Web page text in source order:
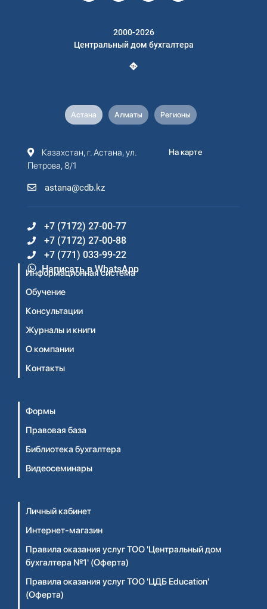
2000-2026
Центральный дом бухгалтера
Астана Алматы Регионы
Казахстан, г. Астана, ул.
Петрова, 8/1
astana@cdb.kz
На карте
+7 (7172) 27-00-77
+7 (7172) 27-00-88
+7 (771) 033-99-22
Написать в WhatsApp
Информационная система
Обучение
Консультации
Журналы и книги
О компании
Контакты
Формы
Правовая база
Библиотека бухгалтера
Видеосеминары
Личный кабинет
Интернет-магазин
Правила оказания услуг ТОО 'Центральный дом
бухгалтера №1' (Оферта)
Правила оказания услуг ТОО 'ЦДБ Education'
(Оферта)